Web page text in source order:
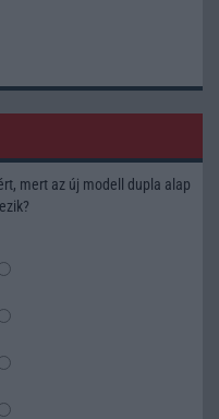
mert az új modell dupla alap